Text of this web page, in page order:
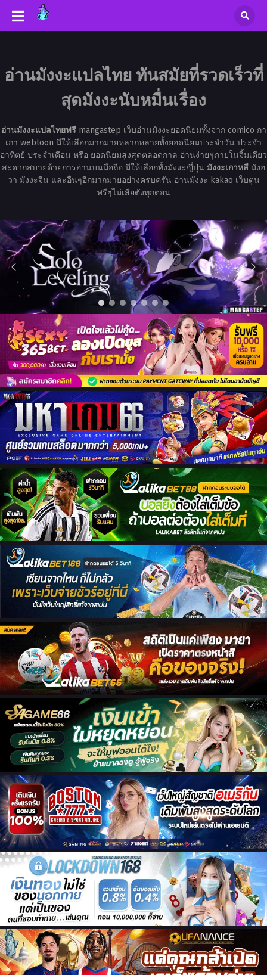
อ่านมังงะแปลไทย ทันสมัยที่รวดเร็วที่
สุดมังงะนับหมื่นเรื่อง
อ่านมังงะแปลไทยฟรีmangastep เว็บอ่านมังงะยอดนิยมทั้งจาก comico กา
เกา webtoon มีให้เลือกมากมายหลากหลายทั้งยอดนิยมประจำวัน ประจำ
อาทิตย์ ประจำเดือน หรือ ยอดนิยมสูงสุดตลอดกาล อ่านง่ายๆภายในจิ้มเดียว
สะดวกสบายด้วยการอ่านบนมือถือ มีให้เลือกทั้งมังงะญี่ปุ่น มังงะเกาหลีมังฮ
วา มังงะจีน และอื่นๆอีกมากมายอย่างครบครัน อ่านมังงะ kakao เว็บตูน
ฟรีๆไม่เสียตังทุกตอน